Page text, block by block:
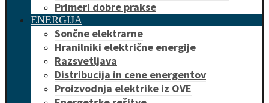
Primeri dobre prakse
ENERGIJA
Sončne elektrarne
Hranilniki električne energije
Razsvetljava
Distribucija in cene energentov
Proizvodnja elektrike iz OVE